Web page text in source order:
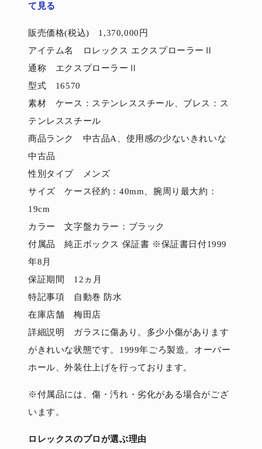
て見る
販売価格(税込) 1,370,000円
アイテム名 ロレックス エクスプローラーⅡ
通称 エクスプローラーⅡ
型式 16570
素材 ケース：ステンレススチール、ブレス：ス
テンレススチール
商品ランク 中古品A、使用感の少ないきれいな
中古品
性別タイプ メンズ
サイズ ケース径約：40mm、腕周り最大約：
19cm
カラー 文字盤カラー：ブラック
付属品 純正ボックス 保証書 ※保証書日付1999
年8月
保証期間 12ヵ月
特記事項 自動巻 防水
在庫店舗 梅田店
詳細説明 ガラスに傷あり。多少小傷があります
がきれいな状態です。1999年ごろ製造。オーバー
ホール、外装仕上げを行っております。
※付属品には、傷・汚れ・劣化がある場合がござ
います。
ロレックスのプロが選ぶ理由